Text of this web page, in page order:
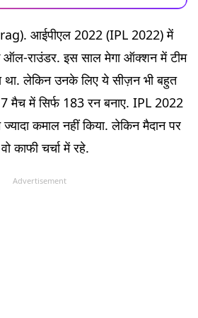
आईपीएल 2022 (IPL 2022) में
ऑल-राउंडर. इस साल मेगा ऑक्शन में टीम
था. लेकिन उनके लिए ये सीज़न भी बहुत
मैच में सिर्फ 183 रन बनाए. IPL 2022
कमाल नहीं किया. लेकिन मैदान पर
काफी चर्चा में रहे.
Advertisement